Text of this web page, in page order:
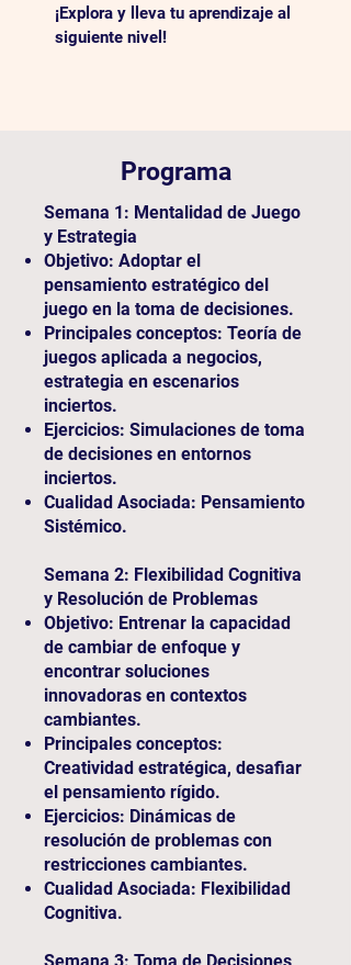
¡Explora y lleva tu aprendizaje al
siguiente nivel!
Programa
Semana 1: Mentalidad de Juego
y Estrategia
Objetivo: Adoptar el
pensamiento estratégico del
juego en la toma de decisiones.
Principales conceptos: Teoría de
juegos aplicada a negocios,
estrategia en escenarios
inciertos.
Ejercicios: Simulaciones de toma
de decisiones en entornos
inciertos.
Cualidad Asociada: Pensamiento
Sistémico.
Semana 2: Flexibilidad Cognitiva
y Resolución de Problemas
Objetivo: Entrenar la capacidad
de cambiar de enfoque y
encontrar soluciones
innovadoras en contextos
cambiantes.
Principales conceptos:
Creatividad estratégica, desafiar
el pensamiento rígido.
Ejercicios: Dinámicas de
resolución de problemas con
restricciones cambiantes.
Cualidad Asociada: Flexibilidad
Cognitiva.